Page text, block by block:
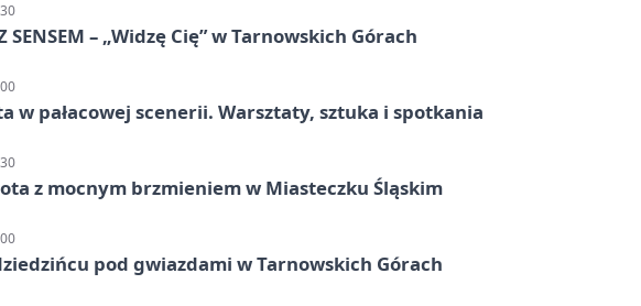
SENSEM – „Widzę Cię” w Tarnowskich Górach
w pałacowej scenerii. Warsztaty, sztuka i spotkania
z mocnym brzmieniem w Miasteczku Śląskim
pod gwiazdami w Tarnowskich Górach